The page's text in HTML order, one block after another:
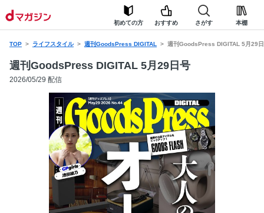
初めての方 おすすめ さがす 本棚
TOP ライフスタイル 週刊GoodsPress DIGITAL 週刊GoodsPress DIGITAL 5月29
週刊GoodsPress DIGITAL 5月29日号
2026/05/29 配信